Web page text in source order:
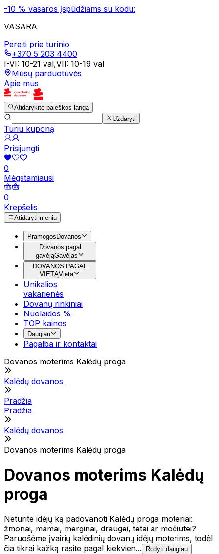
-10 % vasaros įspūdžiams su kodu:
VASARA
Pereiti prie turinio
+370 5 203 4400
I-VI: 10-21 val,VII: 10-19 val
Mūsų parduotuvės
Apie mus
Atidarykite paieškos langą
Uždaryti
Turiu kuponą
Prisijungti
0
Mėgstamiausi
0
Krepšelis
Atidaryti meniu
Pramogos Dovanos
Dovanos pagal
gavėjąGavėjas
DOVANOS PAGAL
VIETĄVieta
Unikalios
vakarienės
Dovanų rinkiniai
Nuolaidos %
TOP kainos
Daugiau
Pagalba ir kontaktai
Dovanos moterims Kalėdų proga
Kalėdų dovanos
Pradžia
Pradžia
Kalėdų dovanos
Dovanos moterims Kalėdų proga
Dovanos moterims Kalėdų
proga
Neturite idėjų ką padovanoti Kalėdų proga moteriai:
žmonai, mamai, merginai, draugei, tetai ar močiutei?
Paruošėme įvairių kalėdinių dovanų idėjų moterims, todėl
čia tikrai kažką rasite pagal kiekvien...
Rodyti daugiau